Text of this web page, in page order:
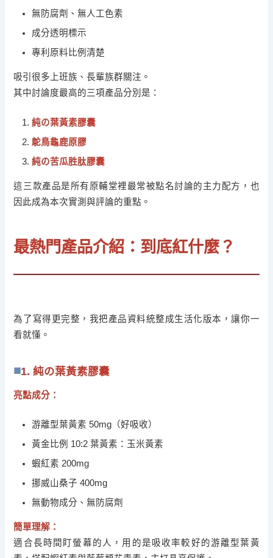
無防腐劑、無人工色素
成分透明標示
專利原料比例清楚
吸引很多上班族、長輩族群關注。
其中討論度最高的三項產品分別是：
純の葉黃素膠囊
鴕鳥龜鹿原膠
純の苦瓜胜肽膠囊
這三款產品是所有原輔堂裡最常被點名討論的主力配方，也
因此成為本次實測與評論的重點。
最熱門產品介紹：到底紅什麼？
為了寫得更完整，我把產品資料統整成生活化版本，讓你一
看就懂。
1. 純の葉黃素膠囊
亮點成分：
游離型葉黃素 50mg（好吸收）
黃金比例 10:2 葉黃素：玉米黃素
蝦紅素 200mg
挪威山桑子 400mg
無動物成分、無防腐劑
簡單理解：
適合長時間盯螢幕的人，用的是吸收率較好的游離型葉黃